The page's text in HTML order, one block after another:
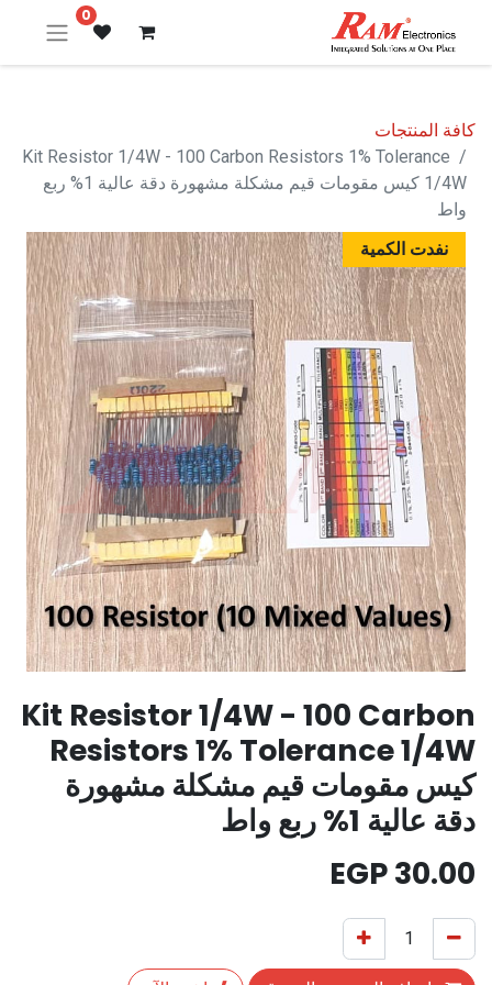
0
كافة المنتجات
Kit Resistor 1/4W - 100 Carbon Resistors 1% Tolerance
1/4W كيس مقومات قيم مشكلة مشهورة دقة عالية 1% ربع
واط
نفدت الكمية
Kit Resistor 1/4W - 100 Carbon
Resistors 1% Tolerance 1/4W
كيس مقومات قيم مشكلة مشهورة
دقة عالية 1% ربع واط
30.00